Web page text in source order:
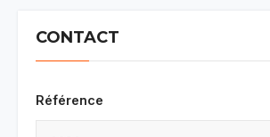
CONTACT
Référence